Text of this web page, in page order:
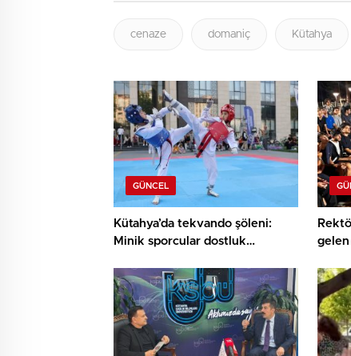
cenaze domaniç Kütahya
GÜNCEL
Kütahya’da tekvando şöleni:
Minik sporcular dostluk
gelen